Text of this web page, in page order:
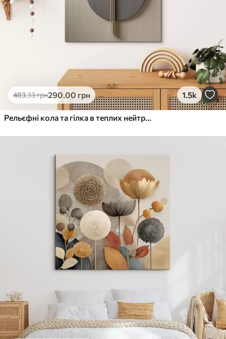
483.33грн290.00 грн 1.5k
Рельєфні кола та гілка в теплих нейтральних тонах